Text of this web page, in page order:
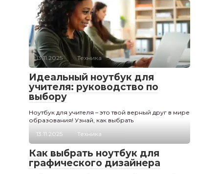
13.11.2025 Техника
Идеальный ноутбук для
учителя: руководство по
выбору
Ноутбук для учителя – это твой верный друг в мире
образования! Узнай, как выбрать
13.11.2025
Техника
Как выбрать ноутбук для
графического дизайнера